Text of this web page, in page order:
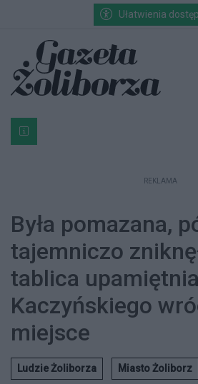
Przejdź do głównych treści
Przejdź do wyszukiwarki
Przejdź do głównego menuUłatwienia
Bardzo ważna informacja dla
REKLAMA
Była pomazana,
tajemniczo
tablica
Kaczyńskiego
miejsce
Ludzie Żoliborza Miasto Żoliborz